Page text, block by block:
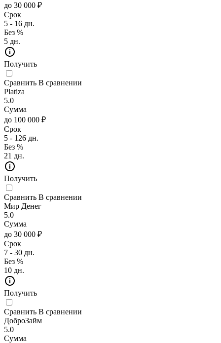
до 30 000 ₽
Срок
5 - 16 дн.
Без %
5 дн.
Получить
Сравнить В сравнении
Platiza
5.0
Сумма
до 100 000 ₽
Срок
5 - 126 дн.
Без %
21 дн.
Получить
Сравнить В сравнении
Мир Денег
5.0
Сумма
до 30 000 ₽
Срок
7 - 30 дн.
Без %
10 дн.
Получить
Сравнить В сравнении
ДоброЗайм
5.0
Сумма